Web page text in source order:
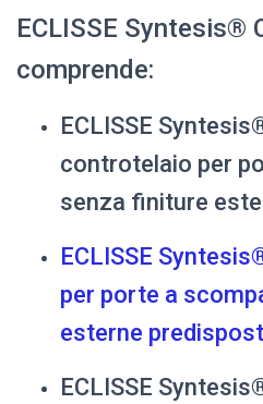
ECLISSE Syntesis®
comprende:
ECLISSE
controtelaio per
senza finiture
ECLISSE
per porte a
esterne
ECLISSE